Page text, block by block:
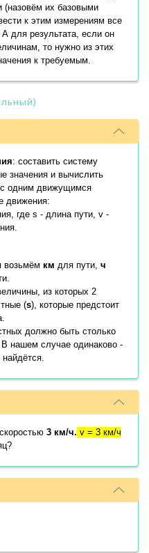
(назовём их базовыми
к этим измерениям все
для результата, если он
то нужно из этих
к требуемым.
: составить систему
значения и вычислить
с одним движущимся
движения:
где s - длина пути, v -
возьмём км для пути, ч
из которых 2
(s), которые предстоит
должно быть столько
нашем случае одинаково -
найдётся.
3 км/ч. v = 3 км/ч